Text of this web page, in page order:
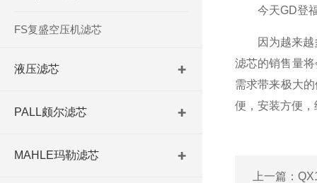
FS复盛空压机滤芯
液压滤芯
PALL颇尔滤芯
MAHLE玛勒滤芯
今天GD登福
因为越来越
滤芯的销售量
需求带来极大
便，安装方便
上一篇：